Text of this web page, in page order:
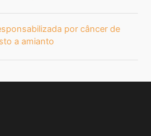
por câncer de
a amianto